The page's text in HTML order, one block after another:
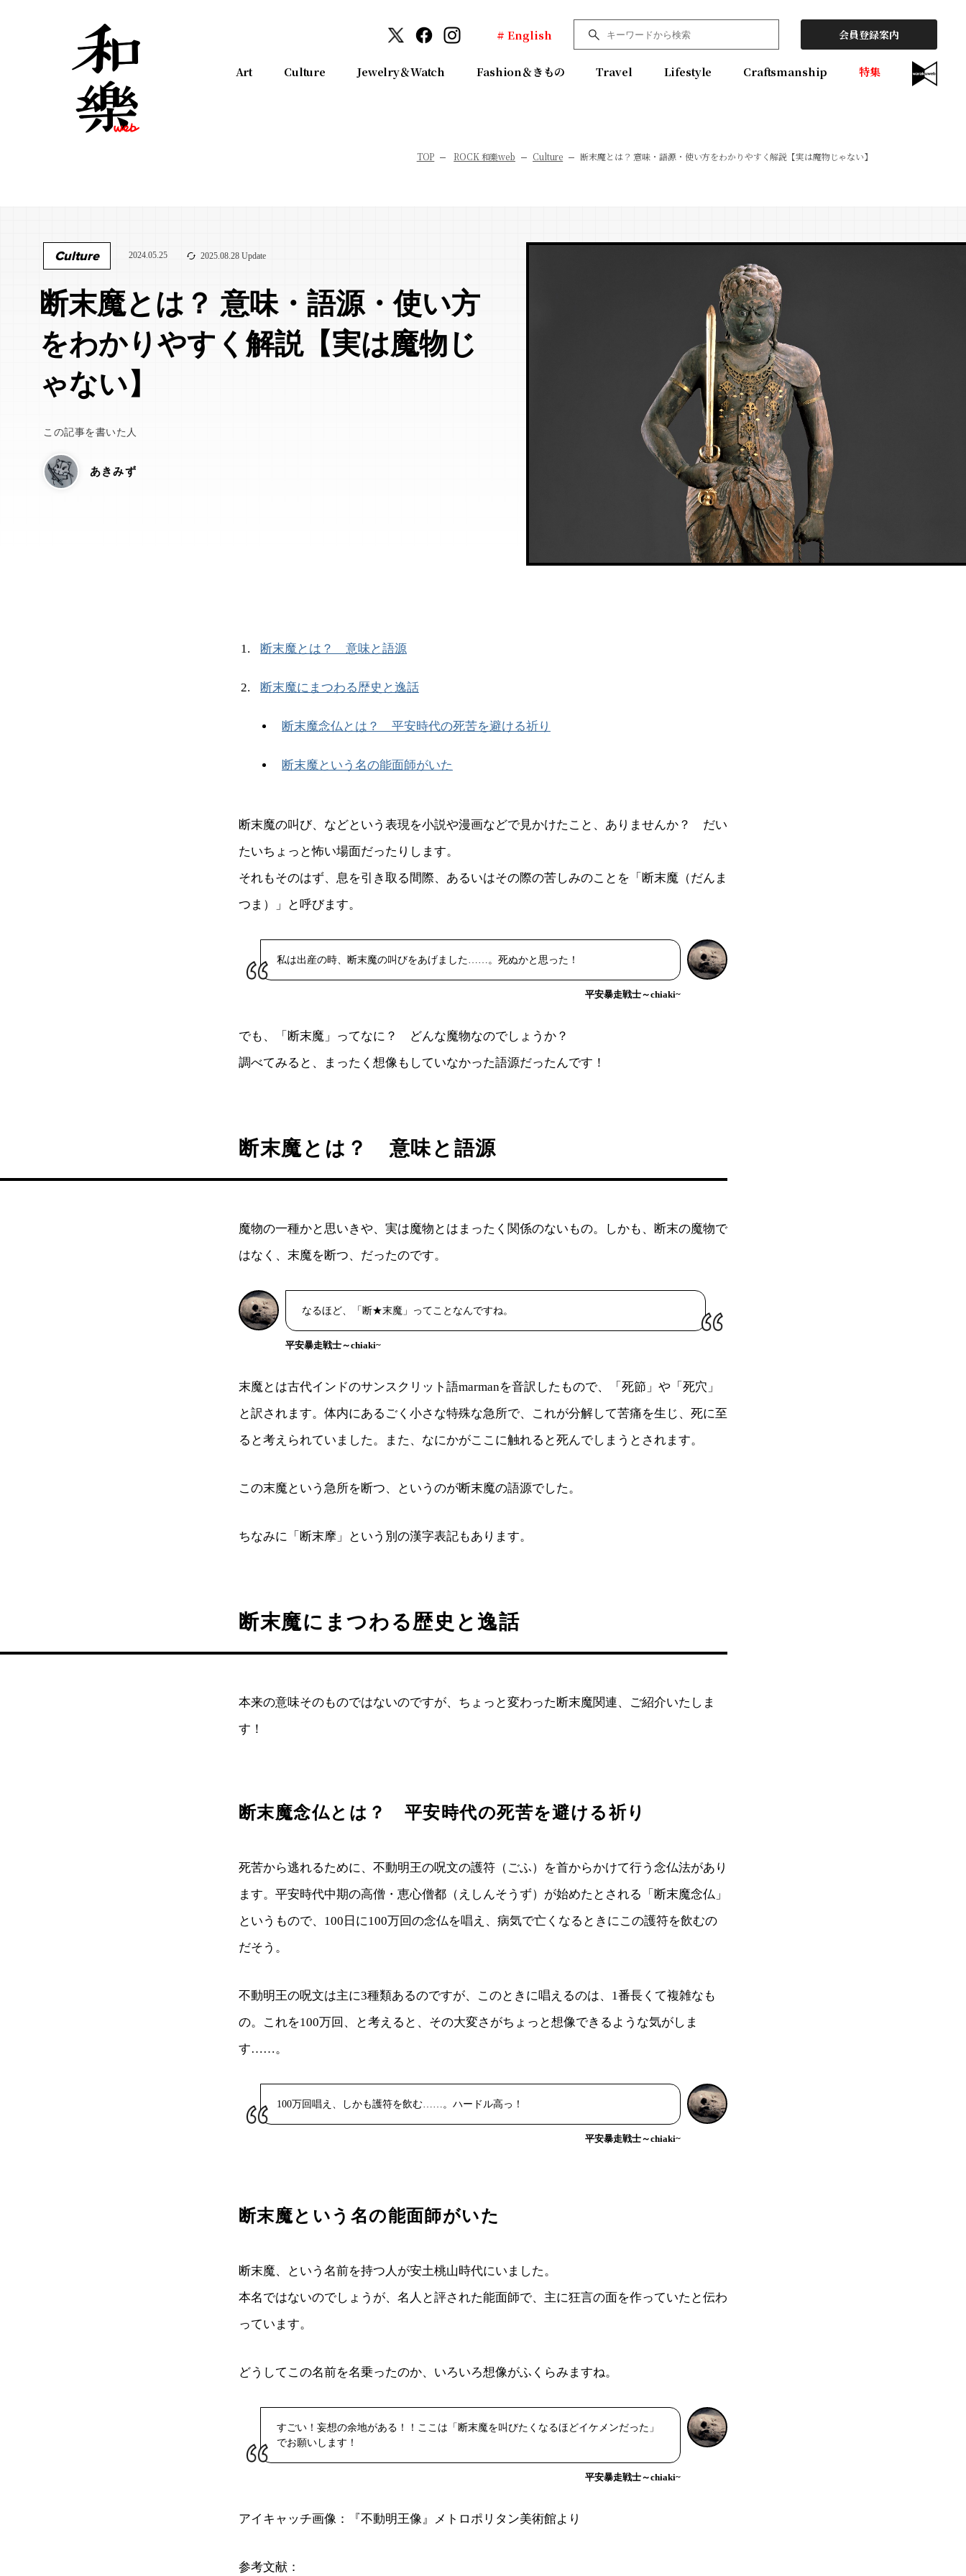
# English 会員登録案内
Art Culture Jewelry＆Watch Fashion＆きもの Travel Lifestyle Craftsmanship 特集
TOP ROCK 和樂web Culture 断末魔とは？ 意味・語源・使い方をわかりやすく解説【実は魔物じゃない】
Culture 2024.05.25 2025.08.28 Update
断末魔とは？ 意味・語源・使い方
をわかりやすく解説【実は魔物じ
ゃない】
この記事を書いた人
あきみず
断末魔とは？ 意味と語源
断末魔にまつわる歴史と逸話
断末魔念仏とは？ 平安時代の死苦を避ける祈り
断末魔という名の能面師がいた
断末魔の叫び、などという表現を小説や漫画などで見かけたこと、ありませんか？ だい
たいちょっと怖い場面だったりします。
それもそのはず、息を引き取る間際、あるいはその際の苦しみのことを「断末魔（だんま
つま）」と呼びます。
私は出産の時、断末魔の叫びをあげました……。死ぬかと思った！
平安暴走戦士～chiaki~
でも、「断末魔」ってなに？ どんな魔物なのでしょうか？
調べてみると、まったく想像もしていなかった語源だったんです！
断末魔とは？ 意味と語源
魔物の一種かと思いきや、実は魔物とはまったく関係のないもの。しかも、断末の魔物で
はなく、末魔を断つ、だったのです。
なるほど、「断★末魔」ってことなんですね。
平安暴走戦士～chiaki~
末魔とは古代インドのサンスクリット語marmanを音訳したもので、「死節」や「死穴」
と訳されます。体内にあるごく小さな特殊な急所で、これが分解して苦痛を生じ、死に至
ると考えられていました。また、なにかがここに触れると死んでしまうとされます。
この末魔という急所を断つ、というのが断末魔の語源でした。
ちなみに「断末摩」という別の漢字表記もあります。
断末魔にまつわる歴史と逸話
本来の意味そのものではないのですが、ちょっと変わった断末魔関連、ご紹介いたしま
す！
断末魔念仏とは？ 平安時代の死苦を避ける祈り
死苦から逃れるために、不動明王の呪文の護符（ごふ）を首からかけて行う念仏法があり
ます。平安時代中期の高僧・恵心僧都（えしんそうず）が始めたとされる「断末魔念仏」
というもので、100日に100万回の念仏を唱え、病気で亡くなるときにこの護符を飲むの
だそう。
不動明王の呪文は主に3種類あるのですが、このときに唱えるのは、1番長くて複雑なも
の。これを100万回、と考えると、その大変さがちょっと想像できるような気がしま
す……。
100万回唱え、しかも護符を飲む……。ハードル高っ！
平安暴走戦士～chiaki~
断末魔という名の能面師がいた
断末魔、という名前を持つ人が安土桃山時代にいました。
本名ではないのでしょうが、名人と評された能面師で、主に狂言の面を作っていたと伝わ
っています。
どうしてこの名前を名乗ったのか、いろいろ想像がふくらみますね。
すごい！妄想の余地がある！！ここは「断末魔を叫びたくなるほどイケメンだった」
でお願いします！
平安暴走戦士～chiaki~
アイキャッチ画像：『不動明王像』メトロポリタン美術館より
参考文献：